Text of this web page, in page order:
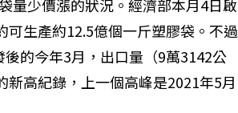
量少價漲的狀況。經濟部本月4日啟
可生產約12.5億個一斤塑膠袋。不過
後的今年3月，出口量（9萬3142公
高紀錄，上一個高峰是2021年5月